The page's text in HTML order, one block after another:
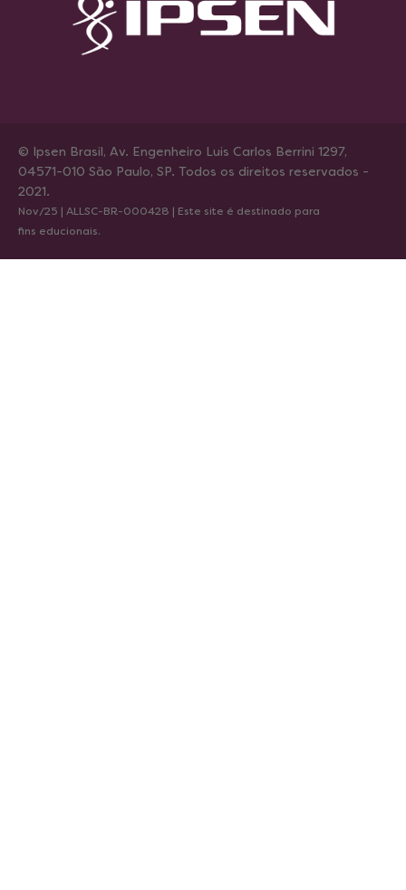
© Ipsen Brasil, Av. Engenheiro Luis Carlos Berrini 1297,
04571-010 São Paulo, SP. Todos os direitos reservados -
2021.
Nov/25 | ALLSC-BR-000428 | Este site é destinado para
fins educionais.